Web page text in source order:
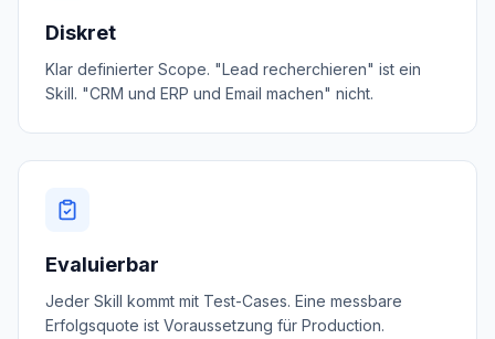
Diskret
Klar definierter Scope. "Lead recherchieren" ist ein
Skill. "CRM und ERP und Email machen" nicht.
Evaluierbar
Jeder Skill kommt mit Test-Cases. Eine messbare
Erfolgsquote ist Voraussetzung für Production.